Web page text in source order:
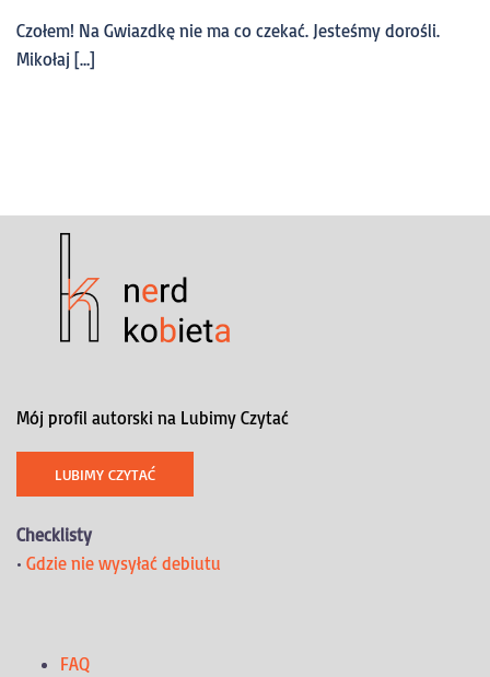
Czołem! Na Gwiazdkę nie ma co czekać. Jesteśmy dorośli.
Mikołaj […]
Mój profil autorski na Lubimy Czytać
LUBIMY CZYTAĆ
Checklisty
• Gdzie nie wysyłać debiutu
FAQ